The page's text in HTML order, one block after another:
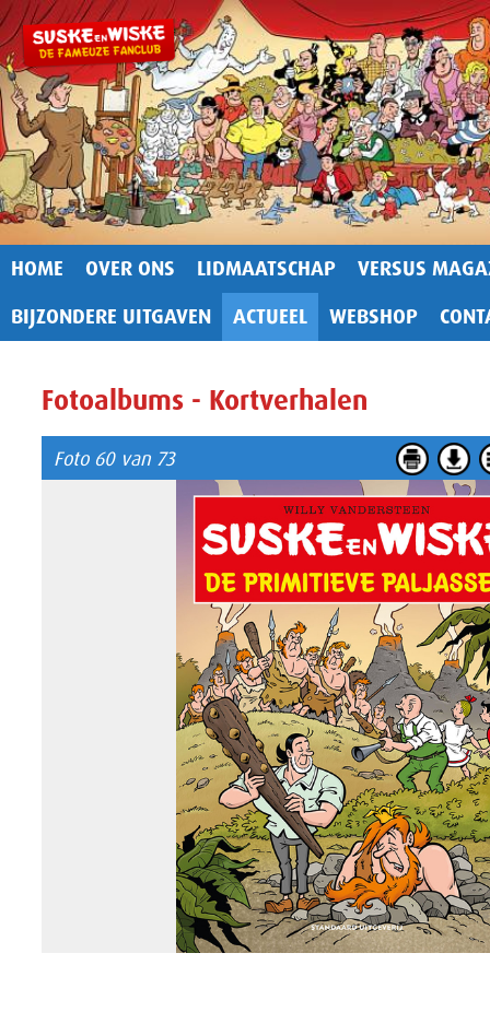
HOME OVER ONS LIDMAATSCHAP
VERSUS
BIJZONDERE UITGAVEN
ACTUEEL WEBSHOP
Fotoalbums - Kortverhalen
Foto 60 van 73